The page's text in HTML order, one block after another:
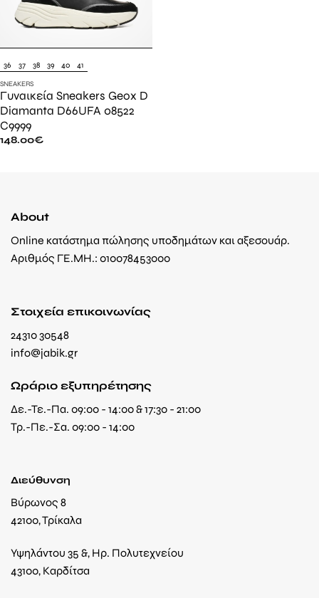
36 37 38 39 40 41
SNEAKERS
Γυναικεία Sneakers Geox D
Diamanta D66UFA 08522
C9999
148.00€
About
Online κατάστημα πώλησης υποδημάτων και αξεσουάρ.
Αριθμός ΓΕ.ΜΗ.: 010078453000
Στοιχεία επικοινωνίας
24310 30548
info@jabik.gr
Ωράριο εξυπηρέτησης
Δε.-Τε.-Πα. 09:00 - 14:00 & 17:30 - 21:00
Τρ.-Πε.-Σα. 09:00 - 14:00
Διεύθυνση
Βύρωνος 8
42100, Τρίκαλα
Υψηλάντου 35 &, Ηρ. Πολυτεχνείου
43100, Καρδίτσα